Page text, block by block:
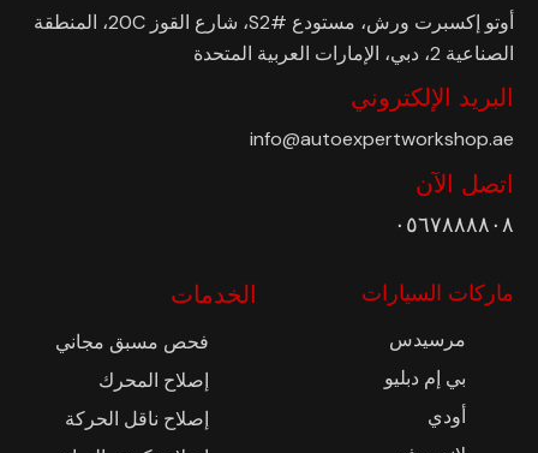
أوتو إكسبرت ورش، مستودع #S2، شارع القوز 20C، المنطقة
الصناعية 2، دبي، الإمارات العربية المتحدة
البريد الإلكتروني
info@autoexpertworkshop.ae
اتصل الآن
٠٥٦٧٨٨٨٨٠٨
ماركات السيارات
مرسيدس
بي إم دبليو
أودي
الخدمات
فحص مسبق مجاني
إصلاح المحرك
إصلاح ناقل الحركة